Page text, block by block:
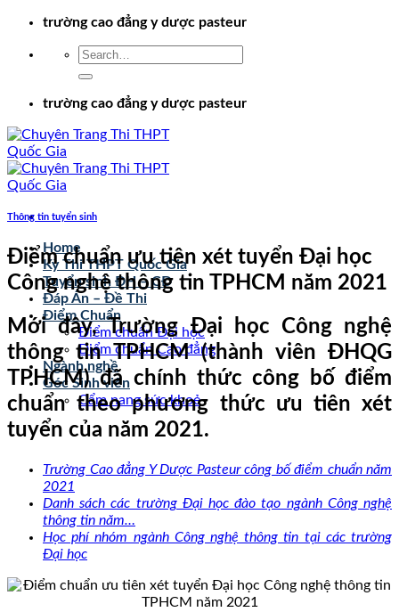
Chuyểntrường cao đẳng y dược pasteur
trường cao đẳng y dược pasteur
Home
Kỳ Thi THPT Quốc Gia
Tuyển sinh ĐH – CĐ
Đáp Án – Đề Thi
Điểm Chuẩn
Điểm chuẩn Đại học
Điểm chuẩn Cao đẳng
Ngành nghề
Góc Sinh viên
Cẩm nang sức khoẻ
Thông tin tuyển sinh
Điểm chuẩn ưu tiên xét tuyển Đại học
Công nghệ thông tin TPHCM năm 2021
Mới đây, Trường Đại học Công nghệ
thông tin TPHCM (thành viên ĐHQG
TPHCM) đã chính thức công bố điểm
chuẩn theo phương thức ưu tiên xét
tuyển của năm 2021.
Trường Cao đẳng Y Dược Pasteur công bố điểm chuẩn năm
2021
Danh sách các trường Đại học đào tạo ngành Công nghệ
thông tin năm…
Học phí nhóm ngành Công nghệ thông tin tại các trường
Đại học